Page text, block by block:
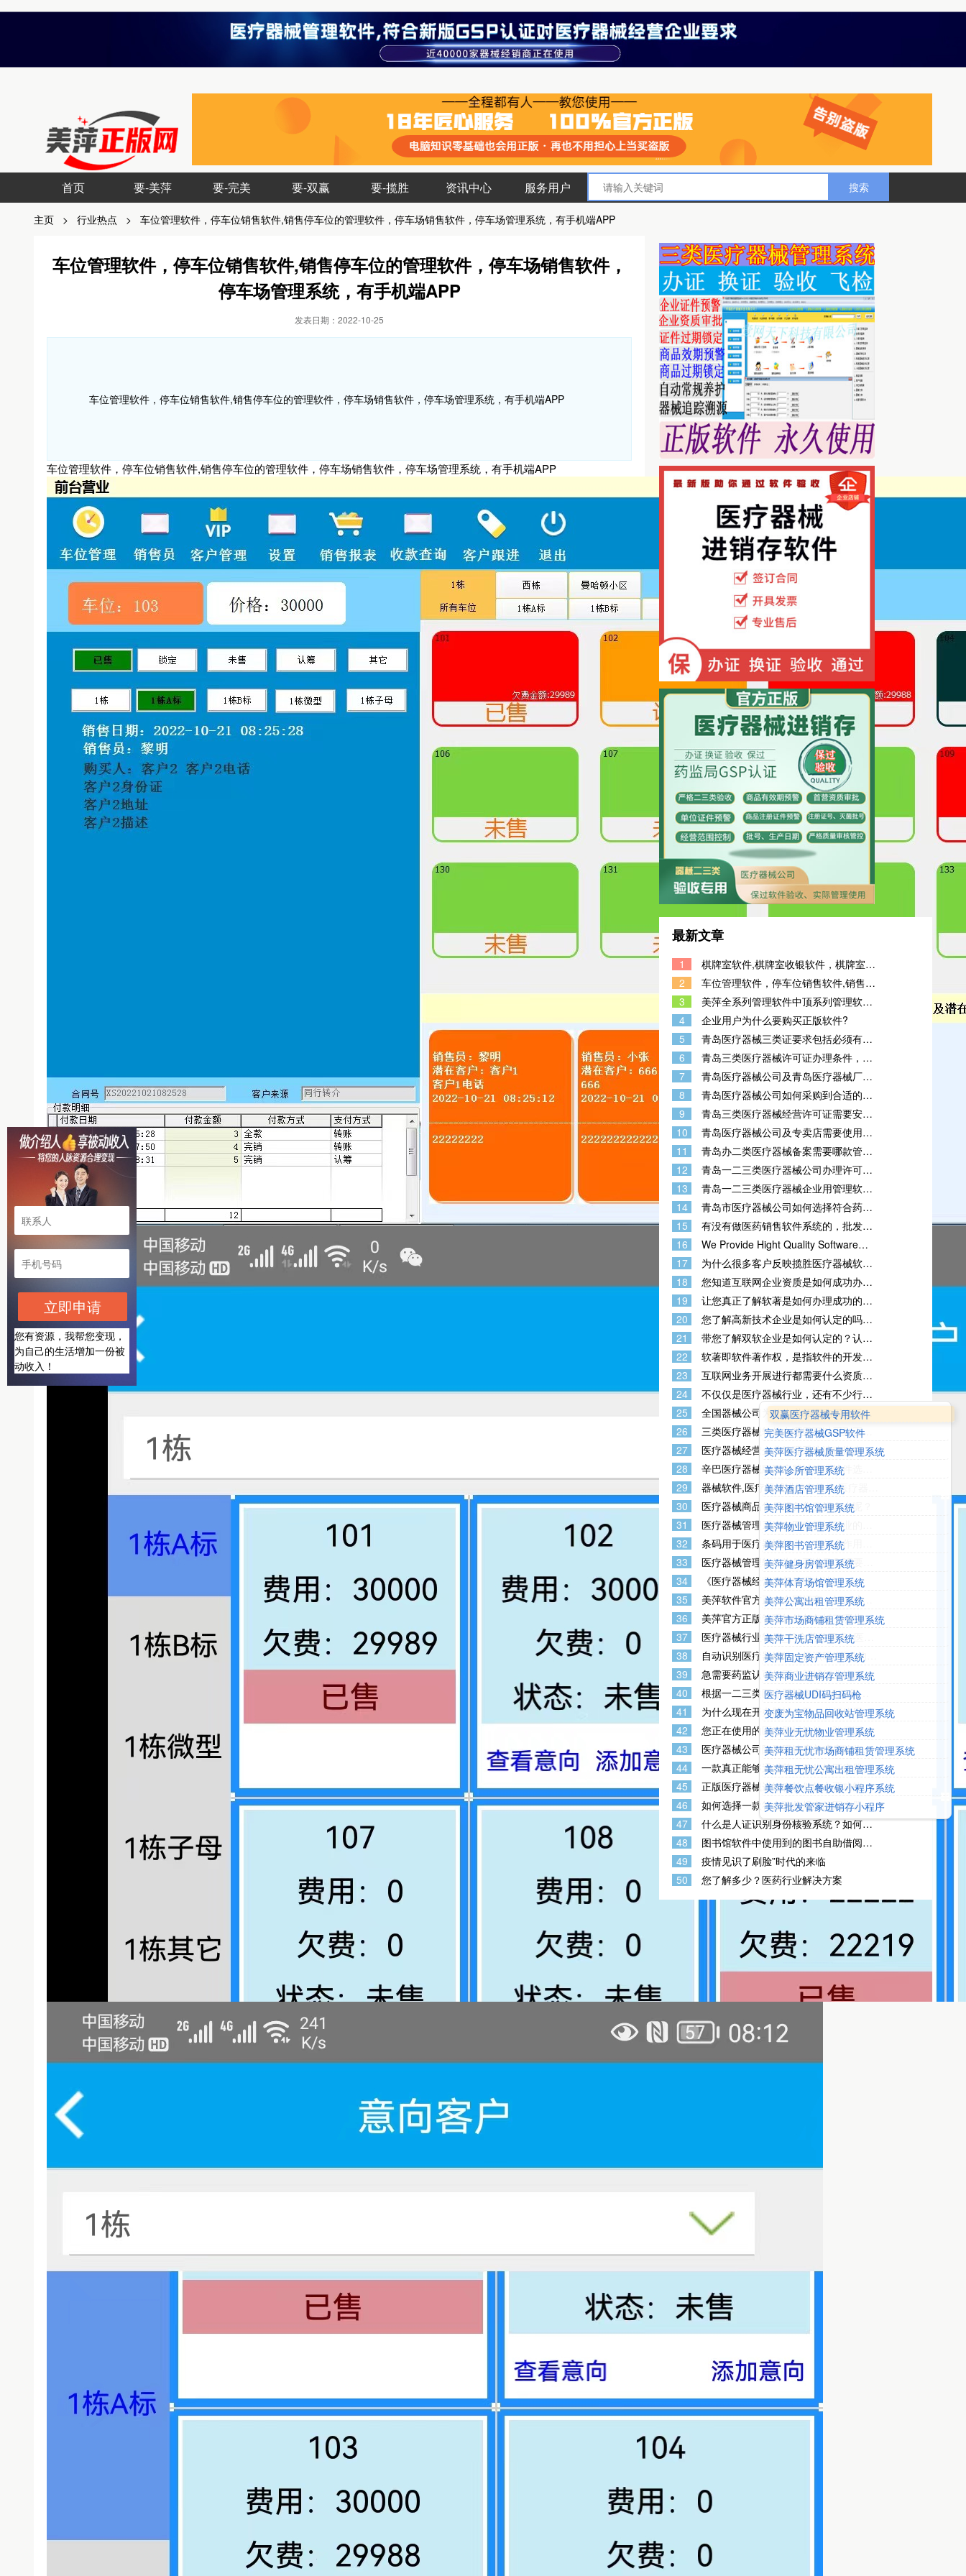
首页 要-美萍 要-完美 要-双赢 要-揽胜 资讯中心 服务用户
主页 > 行业热点 > 车位管理软件，停车位销售软件,销售停车位的管理软件，停车场销售软件，停车场管理系统，有手机端APP
车位管理软件，停车位销售软件,销售停车位的管理软件，停车场销售软件，
停车场管理系统，有手机端APP
发表日期：2022-10-25
车位管理软件，停车位销售软件,销售停车位的管理软件，停车场销售软件，停车场管理系统，有手机端APP
车位管理软件，停车位销售软件,销售停车位的管理软件，停车场销售软件，停车场管理系统，有手机端APP
最新文章
1
棋牌室软件,棋牌室收银软件，棋牌室系
统，棋牌室会员管理系统
2
车位管理软件，停车位销售软件,销售停
车位的管理软件，停车场销售软件，停
车场管理系统，有手机端APP
3
美萍全系列管理软件中顶系列管理软件
管家婆进销存管理软件
4
企业用户为什么要购买正版软件?
5
青岛医疗器械三类证要求包括必须有管
理系统吗？
6
青岛三类医疗器械许可证办理条件，需
要管理系统吗？
7
青岛医疗器械公司及青岛医疗器械厂家
需要用什么样的管理系统？
8
青岛医疗器械公司如何采购到合适的能
通过验收办证的医疗器械管理软件（系
统）？
9
青岛三类医疗器械经营许可证需要安装
的管理软件系统？
10
青岛医疗器械公司及专卖店需要使用哪
款管理软件？
11
青岛办二类医疗器械备案需要哪款管理
软件？
12
青岛一二三类医疗器械公司办理许可证
要用的管理软件如果购买？
13
青岛一二三类医疗器械企业用管理软
件，双赢医疗器械进销存GSP质量管理
系统可以吗？
14
青岛市医疗器械公司如何选择符合药监
验收的医疗器械管理软件？
15
有没有做医药销售软件系统的，批发还
零售?药店
16
We Provide Hight Quality Software
And The Best Customer Service To
You
17
为什么很多客户反映揽胜医疗器械软
件，才是一款真正能用的医疗器械管理
软件？
18
您知道互联网企业资质是如何成功办理
的吗？
19
让您真正了解软著是如何办理成功的？
计算机软件著作权申请流程和材料到底
有哪些呢？
20
您了解高新技术企业是如何认定的吗？
以及其认定条件政策是什么？
21
带您了解双软企业是如何认定的？认定
条件有哪些？
22
软著即软件著作权，是指软件的开发者
或者其他权利人依据有关著作权法律的
规定
23
互联网业务开展进行都需要什么资质
呢？具体什么样的业务应该申请办理什
么样的资质呢？
24
不仅仅是医疗器械行业，还有不少行业
也是需要办理资质许可证的
25
全国器械公司为什么必须要购买正版三
类医疗器械计算机管理软件？
26
三类医疗器械软件在哪里可以买到正版
的软件？
27
医疗器械经营企业管理系统选购指南
28
辛巴医疗器械版医疗器械管理软件选购
指南
29
器械软件,医疗器械进销存软件,医疗器械
销售软件,医疗器械销售系统,医疗器械软
件,医疗器械管理系统,医疗器械管理软件
的基本功能
30
医疗器械商品售后服务您了解多少呢？
31
医疗器械管理系统在医疗器械行业的重
要性有哪些？
32
条码用于医疗器械行业，有什么作用
呢？
33
医疗器械管理软件为何要满足GSP要
求？GSP要求包含哪些内容？
34
《医疗器械经营监督管理办法》
35
美萍软件官方正在全国招商，如何成为
美萍软件的官方代理商？代理美萍软件
赚钱吗？
36
美萍官方正版管理软件都包括了哪些软
件？美萍软件值得购买使用吗？美萍软
件多少钱？
37
医疗器械行业软件_符合药监要求_医疗
器械进销存系统,符合GSP流程要求符合
监管要求
38
自动识别医疗器械唯一标识码(UDI)的软
件如何购买？安全放心吗？有开发票
吗？
39
急需要药监认可的医疗器械行业软件
(含UDI功能)
40
根据一二三类医疗器械备案(2022年新
政策公布)要求，医疗器械软件软件功能
要求更高更严格了
41
为什么现在开办器械公司，必须使用合
规的器械管理软件？医疗器械如何分
类？医疗器械一类二类三类有什么不
同？
42
您正在使用的医疗器械软件，敢保证让
您顺利通过药监局验收认证吗？
43
医疗器械公司隐形眼镜店美瞳店验收专
用软件一般具备哪些特点？
44
一款真正能够通过药监验收的医疗器械
管理系统的功能特点有哪些？
45
正版医疗器械进销存软件的主要功能特
点有哪些？如何选择器械公司gsp验收
软件？
46
如何选择一款符合验收规定的医疗器械
GSP管理软件（验收系统）？
47
什么是人证识别身份核验系统？如何应
用？你知道吗？
48
图书馆软件中使用到的图书自助借阅设
备,你了解吗？
49
疫情见识了刷脸”时代的来临
50
您了解多少？医药行业解决方案
立即申请
您有资源，我帮您变现，
为自己的生活增加一份被
动收入！
双赢医疗器械专用软件
完美医疗器械GSP软件
美萍医疗器械质量管理系统
美萍诊所管理系统
美萍酒店管理系统
美萍图书馆管理系统
美萍物业管理系统
美萍图书管理系统
美萍健身房管理系统
美萍体育场馆管理系统
美萍公寓出租管理系统
美萍市场商铺租赁管理系统
美萍干洗店管理系统
美萍固定资产管理系统
美萍商业进销存管理系统
医疗器械UDI码扫码枪
变废为宝物品回收站管理系统
美萍业无忧物业管理系统
美萍租无忧市场商铺租赁管理系统
美萍租无忧公寓出租管理系统
美萍餐饮点餐收银小程序系统
美萍批发管家进销存小程序